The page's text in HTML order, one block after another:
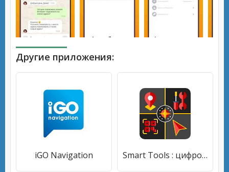
Другие приложения:
iGO Navigation Smart Tools : цифровой компас Qr-сканер